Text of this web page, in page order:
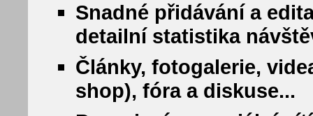
Snadné přidávání a
detailní statistika
Články, fotogalerie,
shop), fóra a diskuse...